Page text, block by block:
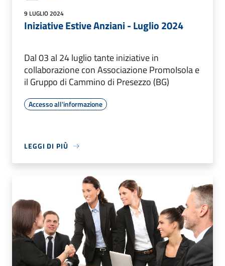
9 LUGLIO 2024
Iniziative Estive Anziani - Luglio 2024
Dal 03 al 24 luglio tante iniziative in
collaborazione con Associazione PromoIsola e
il Gruppo di Cammino di Presezzo (BG)
Accesso all'informazione
LEGGI DI PIÙ